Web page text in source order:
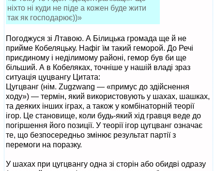
ніхто ні куди не піде а кожен буде жити
так як господарює))»
Погоджуся зі Лтавою. А Білицька громада ще й не
прийме Кобеляцьку. Нафіг їм такий геморой. До Речі
приєдиному і неділимому районі, гемор був би ще
більший. А в Кобеляках, точніше у нашій владі зраз
ситуація цуцвангу Цитата:
Цугцванг (нім. Zugzwang — «примус до здійснення
ходу») — термін, який використовують у шахах, шашках,
та деяких інших іграх, а також у комбінаторній теорії
ігор. Це становище, коли будь-який хід гравця веде до
погіршення його позиції. У теорії ігор цугцванг означає
те, що безпосередньо змінює результат партії з
перемоги на поразку.
У шахах при цугцвангу одна зі сторін або обидві одразу